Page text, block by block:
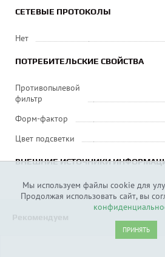
Мы используем файлы cookie для
Продолжая использовать сайт, вы
ПРИНЯТЬ
СЕТЕВЫЕ ПРОТОКОЛЫ
Нет
ПОТРЕБИТЕЛЬСКИЕ СВОЙСТВА
Противопылевой
фильтр
Форм-фактор
Цвет подсветки
ВНЕШНИЕ ИСТОЧНИКИ